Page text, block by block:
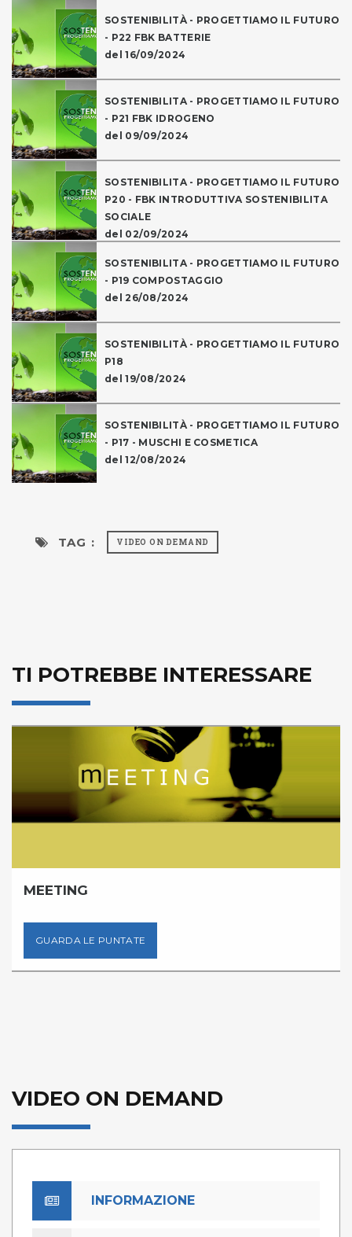
SOSTENIBILITÀ - PROGETTIAMO IL FUTURO
- P22 FBK BATTERIE
del 16/09/2024
SOSTENIBILITA - PROGETTIAMO IL FUTURO
- P21 FBK IDROGENO
del 09/09/2024
SOSTENIBILITA - PROGETTIAMO IL FUTURO
P20 - FBK INTRODUTTIVA SOSTENIBILITA
SOCIALE
del 02/09/2024
SOSTENIBILITA - PROGETTIAMO IL FUTURO
- P19 COMPOSTAGGIO
del 26/08/2024
SOSTENIBILITÀ - PROGETTIAMO IL FUTURO
P18
del 19/08/2024
SOSTENIBILITÀ - PROGETTIAMO IL FUTURO
- P17 - MUSCHI E COSMETICA
del 12/08/2024
TAG : VIDEO ON DEMAND
TI POTREBBE INTERESSARE
MEETING
GUARDA LE PUNTATE
VIDEO ON DEMAND
INFORMAZIONE